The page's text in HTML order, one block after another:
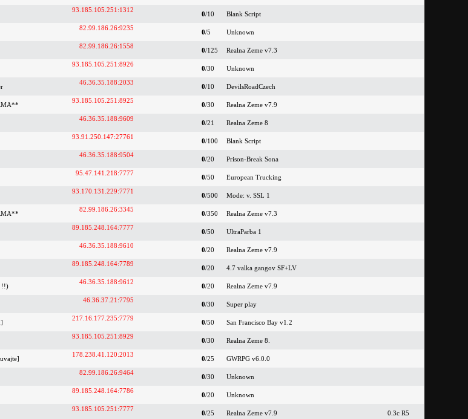
93.185.105.251:1312
0/10 Blank Script
82.99.186.26:9235
0/5 Unknown
82.99.186.26:1558
0/125 Realna Zeme v7.3
93.185.105.251:8926
0/30 Unknown
46.36.35.188:2033
0/10 DevilsRoadCzech
93.185.105.251:8925
0/30 Realna Zeme v7.9
46.36.35.188:9609
0/21 Realna Zeme 8
93.91.250.147:27761
0/100 Blank Script
46.36.35.188:9504
0/20 Prison-Break Sona
95.47.141.218:7777
0/50 European Trucking
93.170.131.229:7771
0/500 Mode: v. SSL 1
82.99.186.26:3345
0/350 Realna Zeme v7.3
89.185.248.164:7777
0/50 UltraParba 1
46.36.35.188:9610
0/20 Realna Zeme v7.9
89.185.248.164:7789
0/20 4.7 valka gangov SF+LV
!!)
46.36.35.188:9612
0/20 Realna Zeme v7.9
46.36.37.21:7795
0/30 Super play
217.16.177.235:7779
0/50 San Francisco Bay v1.2
93.185.105.251:8929
0/30 Realna Zeme 8.
178.238.41.120:2013
0/25 GWRPG v6.0.0
82.99.186.26:9464
0/30 Unknown
89.185.248.164:7786
0/20 Unknown
93.185.105.251:7777
0/25 Realna Zeme v7.9 0.3c R5